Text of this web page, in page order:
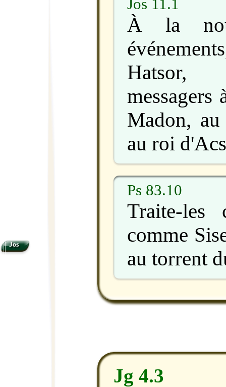
Jos 11.1
À la
Hatsor,
messagers
Madon,
au roi
Ps 83.10
Traite-les
comme
au torrent
Jg 4.3
Jos